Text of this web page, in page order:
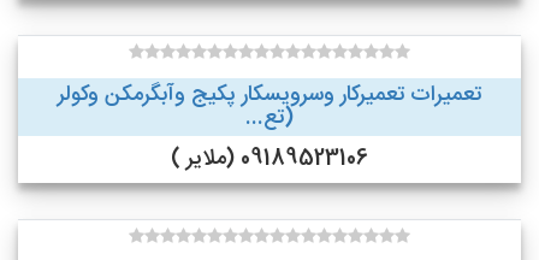
تعمیرات تعمیرکار وسرویسکار پکیج وآبگرمکن وکولر
(تع...
09189523106 (ملایر )